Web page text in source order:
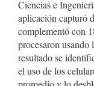
Ciencias e
aplicación capturó
complementó con
procesaron
resultado se
el uso de los